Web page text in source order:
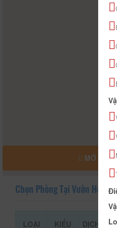
MỞ
Chọn Phòng Tại Vườn Hồng
LOẠI
KIỂU
DỊCH